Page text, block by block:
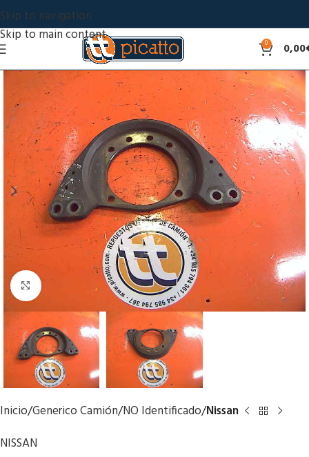
Skip to navigation
Skip to main content
0 0,00
Click to enlarge
Inicio Generico Camión NO Identificado Nissan
NISSAN